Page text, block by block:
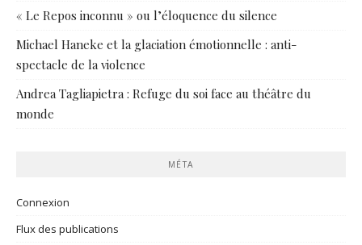
« Le Repos inconnu » ou l’éloquence du silence
Michael Haneke et la glaciation émotionnelle : anti-
spectacle de la violence
Andrea Tagliapietra : Refuge du soi face au théâtre du
monde
MÉTA
Connexion
Flux des publications